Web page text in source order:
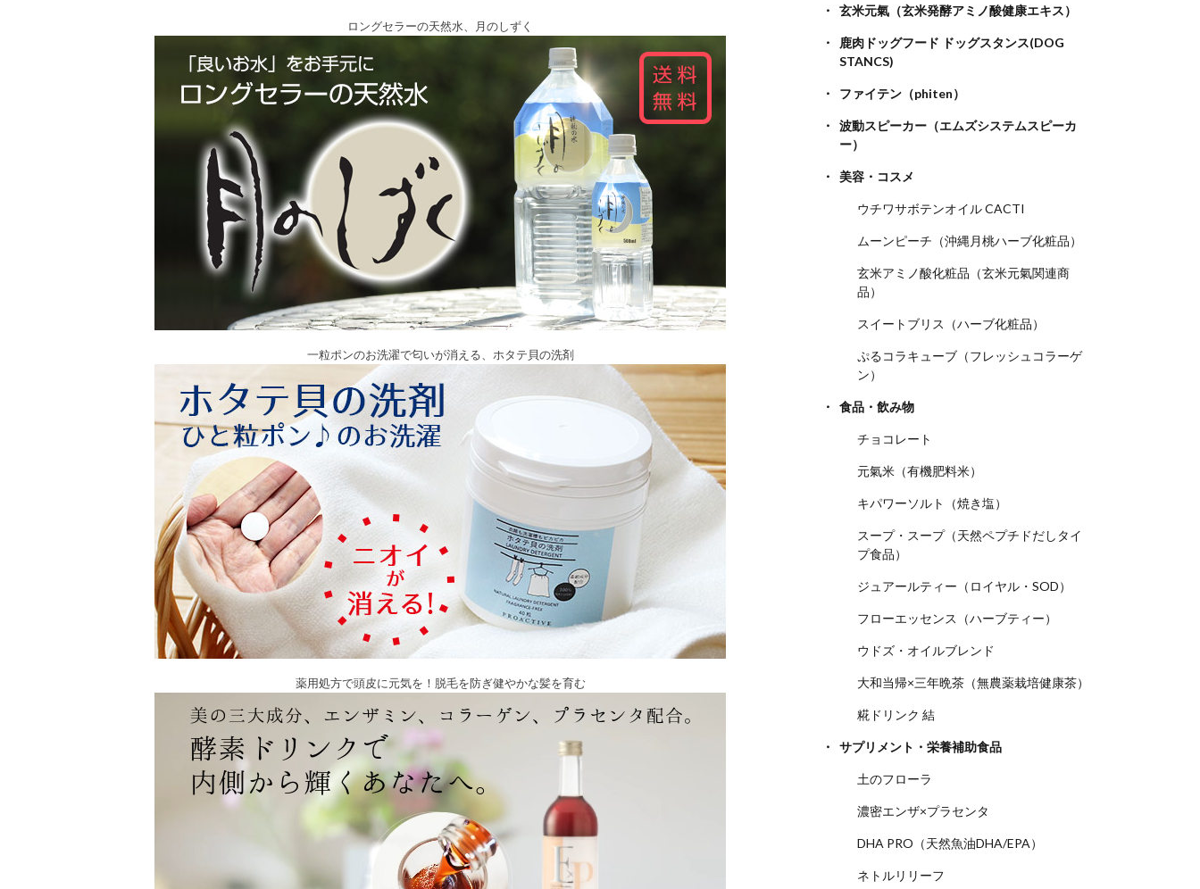
ロングセラーの天然水、月のしずく
一粒ポンのお洗濯で匂いが消える、ホタテ貝の洗剤
薬用処方で頭皮に元気を！脱毛を防ぎ健やかな髪を育む
玄米元氣（玄米発酵アミノ酸健康エキス）
鹿肉ドッグフード ドッグスタンス(DOG
STANCS)
ファイテン（phiten）
波動スピーカー（エムズシステムスピーカ
ー）
美容・コスメ
ウチワサボテンオイル CACTI
ムーンピーチ（沖縄月桃ハーブ化粧品）
玄米アミノ酸化粧品（玄米元氣関連商
品）
スイートブリス（ハーブ化粧品）
ぷるコラキューブ（フレッシュコラーゲ
ン）
食品・飲み物
チョコレート
元氣米（有機肥料米）
キパワーソルト（焼き塩）
スープ・スープ（天然ペプチドだしタイ
プ食品）
ジュアールティー（ロイヤル・SOD）
フローエッセンス（ハーブティー）
ウドズ・オイルブレンド
大和当帰×三年晩茶（無農薬栽培健康茶）
糀ドリンク 結
サプリメント・栄養補助食品
土のフローラ
濃密エンザ×プラセンタ
DHA PRO（天然魚油DHA/EPA）
ネトルリリーフ